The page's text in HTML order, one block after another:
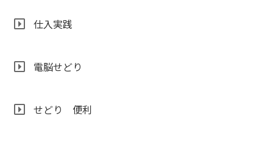
仕入実践
電脳せどり
せどり 便利